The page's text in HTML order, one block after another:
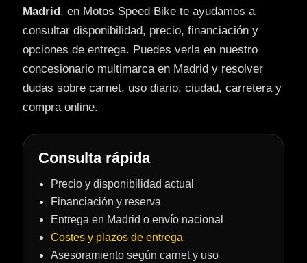
Madrid, en Motos Speed Bike te ayudamos a
consultar disponibilidad, precio, financiación y
opciones de entrega. Puedes verla en nuestro
concesionario multimarca en Madrid y resolver
dudas sobre carnet, uso diario, ciudad, carretera y
compra online.
Consulta rápida
Precio y disponibilidad actual
Financiación y reserva
Entrega en Madrid o envío nacional
Costes y plazos de entrega
Asesoramiento según carnet y uso